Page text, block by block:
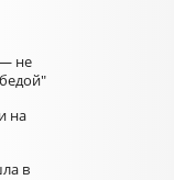
не
на
в